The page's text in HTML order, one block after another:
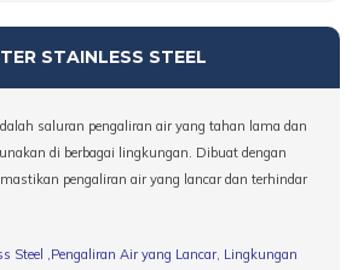
STAINLESS STEEL
saluran pengaliran air yang tahan lama dan
di berbagai lingkungan. Dibuat dengan
pengaliran air yang lancar dan terhindar
Steel ,Pengaliran Air yang Lancar, Lingkungan